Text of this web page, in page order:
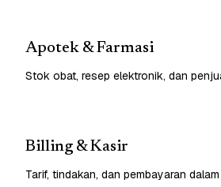
Apotek & Farmasi
Stok obat, resep elektronik, dan
Billing & Kasir
Tarif, tindakan, dan pembayaran